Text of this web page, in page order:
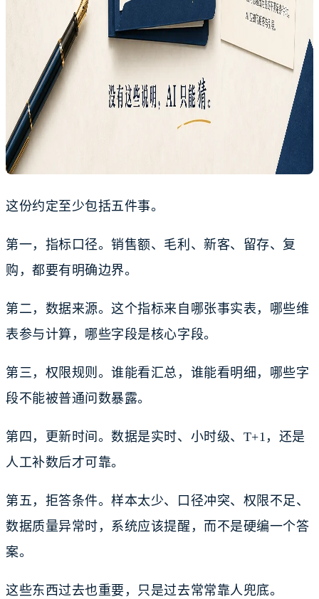
这份约定至少包括五件事。
第一，指标口径。销售额、毛利、新客、留存、复
购，都要有明确边界。
第二，数据来源。这个指标来自哪张事实表，哪些维
表参与计算，哪些字段是核心字段。
第三，权限规则。谁能看汇总，谁能看明细，哪些字
段不能被普通问数暴露。
第四，更新时间。数据是实时、小时级、T+1，还是
人工补数后才可靠。
第五，拒答条件。样本太少、口径冲突、权限不足、
数据质量异常时，系统应该提醒，而不是硬编一个答
案。
这些东西过去也重要，只是过去常常靠人兜底。